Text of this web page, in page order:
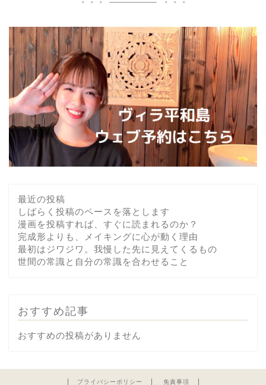
最近の投稿
しばらく投稿のペースを落とします
漫画を投稿すれば、すぐに読まれるのか？
完成形よりも、メイキングに心が動く理由
最初はジワジワ。我慢した先に見えてくるもの
世間の常識と自分の常識を合わせること
おすすめ記事
おすすめの投稿がありません
プライバシーポリシー 免責事項